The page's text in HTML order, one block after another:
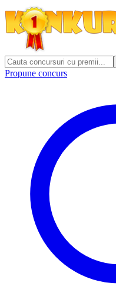
Propune concurs